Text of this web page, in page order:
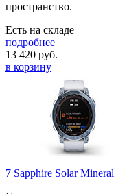
пространство.
Есть на складе
подробнее
13 420 руб.
в корзину
7 Sapphire Solar